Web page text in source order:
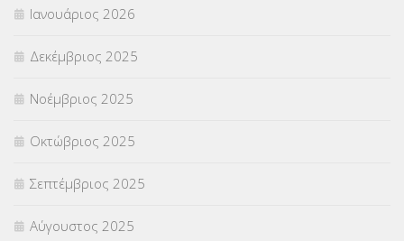
ΣΥΝΤΑΞΕΙΣ(12)
ΣΧΟΛΙΚΟΙ ΣΥΜΒΟΥΛΟΙ
ΥΠΕΡΑΡΙΘΜΟΙ(1)
ΥΠΟΤΡΟΦΙΕΣ(28)
ΦΥΣΙΚΗ ΑΓΩΓΗ(692)
Χωρίς κατηγορία
Ιανουάριος 2026
Δεκέμβριος 2025
Νοέμβριος 2025
Οκτώβριος 2025
Σεπτέμβριος 2025
Αύγουστος 2025